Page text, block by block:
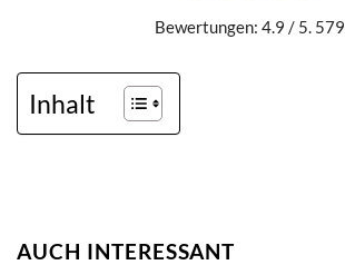
Bewertungen: 4.9 / 5. 579
Inhalt
AUCH INTERESSANT